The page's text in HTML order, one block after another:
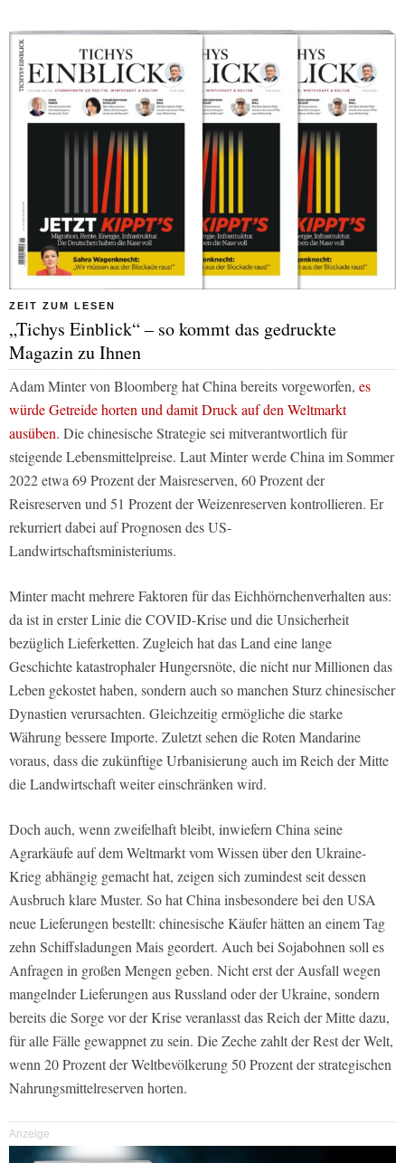
ZEIT ZUM LESEN
„Tichys Einblick“ – so kommt das gedruckte
Magazin zu Ihnen
Adam Minter von Bloomberg hat China bereits vorgeworfen, es
würde Getreide horten und damit Druck auf den Weltmarkt
ausüben. Die chinesische Strategie sei mitverantwortlich für
steigende Lebensmittelpreise. Laut Minter werde China im Sommer
2022 etwa 69 Prozent der Maisreserven, 60 Prozent der
Reisreserven und 51 Prozent der Weizenreserven kontrollieren. Er
rekurriert dabei auf Prognosen des US-
Landwirtschaftsministeriums.
Minter macht mehrere Faktoren für das Eichhörnchenverhalten aus:
da ist in erster Linie die COVID-Krise und die Unsicherheit
bezüglich Lieferketten. Zugleich hat das Land eine lange
Geschichte katastrophaler Hungersnöte, die nicht nur Millionen das
Leben gekostet haben, sondern auch so manchen Sturz chinesischer
Dynastien verursachten. Gleichzeitig ermögliche die starke
Währung bessere Importe. Zuletzt sehen die Roten Mandarine
voraus, dass die zukünftige Urbanisierung auch im Reich der Mitte
die Landwirtschaft weiter einschränken wird.
Doch auch, wenn zweifelhaft bleibt, inwiefern China seine
Agrarkäufe auf dem Weltmarkt vom Wissen über den Ukraine-
Krieg abhängig gemacht hat, zeigen sich zumindest seit dessen
Ausbruch klare Muster. So hat China insbesondere bei den USA
neue Lieferungen bestellt: chinesische Käufer hätten an einem Tag
zehn Schiffsladungen Mais geordert. Auch bei Sojabohnen soll es
Anfragen in großen Mengen geben. Nicht erst der Ausfall wegen
mangelnder Lieferungen aus Russland oder der Ukraine, sondern
bereits die Sorge vor der Krise veranlasst das Reich der Mitte dazu,
für alle Fälle gewappnet zu sein. Die Zeche zahlt der Rest der Welt,
wenn 20 Prozent der Weltbevölkerung 50 Prozent der strategischen
Nahrungsmittelreserven horten.
Anzeige